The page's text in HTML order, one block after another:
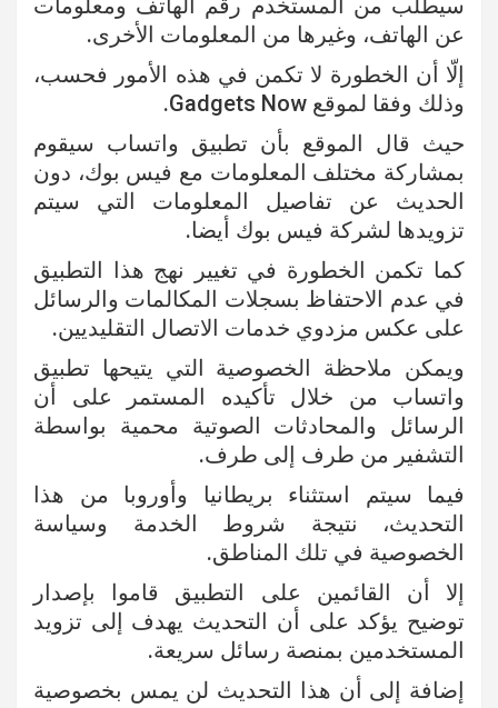
سيطلب من المستخدم رقم الهاتف ومعلومات
عن الهاتف، وغيرها من المعلومات الأخرى.
إلّا أن الخطورة لا تكمن في هذه الأمور فحسب،
وذلك وفقا لموقع Gadgets Now.
حيث قال الموقع بأن تطبيق واتساب سيقوم
بمشاركة مختلف المعلومات مع فيس بوك، دون
الحديث عن تفاصيل المعلومات التي سيتم
تزويدها لشركة فيس بوك أيضا.
كما تكمن الخطورة في تغيير نهج هذا التطبيق
في عدم الاحتفاظ بسجلات المكالمات والرسائل
على عكس مزدوي خدمات الاتصال التقليديين.
ويمكن ملاحظة الخصوصية التي يتيحها تطبيق
واتساب من خلال تأكيده المستمر على أن
الرسائل والمحادثات الصوتية محمية بواسطة
التشفير من طرف إلى طرف.
فيما سيتم استثناء بريطانيا وأوروبا من هذا
التحديث، نتيجة شروط الخدمة وسياسة
الخصوصية في تلك المناطق.
إلا أن القائمين على التطبيق قاموا بإصدار
توضيح يؤكد على أن التحديث يهدف إلى تزويد
المستخدمين بمنصة رسائل سريعة.
إضافة إلى أن هذا التحديث لن يمس بخصوصية